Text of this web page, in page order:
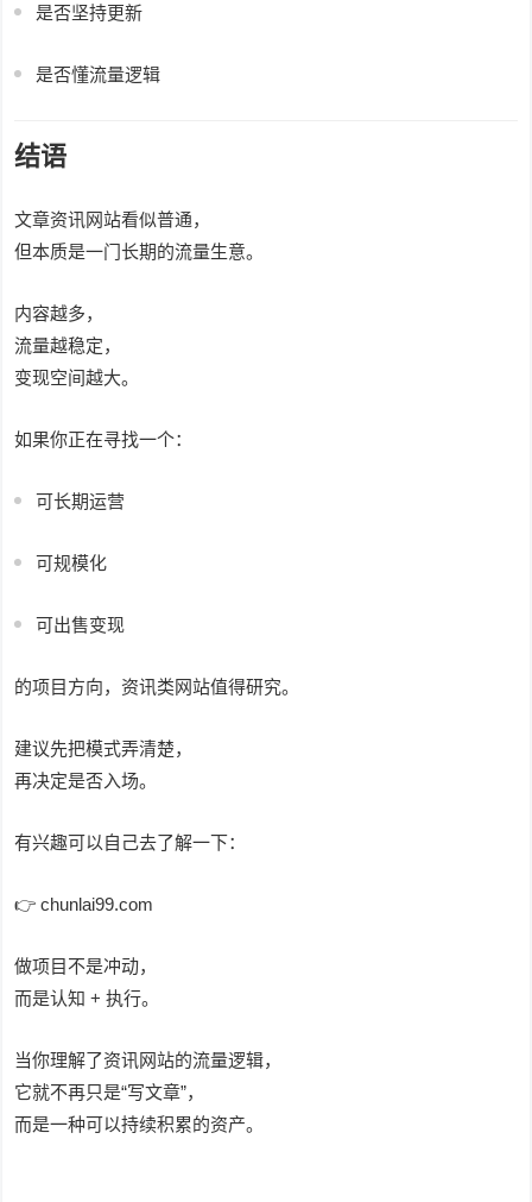
是否坚持更新
是否懂流量逻辑
结语
文章资讯网站看似普通，
但本质是一门长期的流量生意。
内容越多，
流量越稳定，
变现空间越大。
如果你正在寻找一个：
可长期运营
可规模化
可出售变现
的项目方向，资讯类网站值得研究。
建议先把模式弄清楚，
再决定是否入场。
有兴趣可以自己去了解一下：
👉 chunlai99.com
做项目不是冲动，
而是认知 + 执行。
当你理解了资讯网站的流量逻辑，
它就不再只是“写文章”，
而是一种可以持续积累的资产。